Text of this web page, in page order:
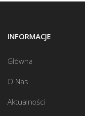
INFORMACJE
Główna
O Nas
Aktualności